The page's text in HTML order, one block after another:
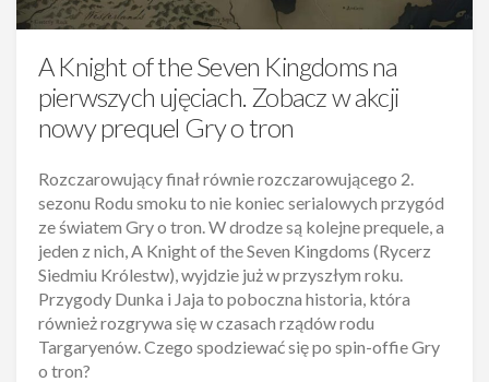
A Knight of the Seven Kingdoms na
pierwszych ujęciach. Zobacz w akcji
nowy prequel Gry o tron
Rozczarowujący finał równie rozczarowującego 2.
sezonu Rodu smoku to nie koniec serialowych przygód
ze światem Gry o tron. W drodze są kolejne prequele, a
jeden z nich, A Knight of the Seven Kingdoms (Rycerz
Siedmiu Królestw), wyjdzie już w przyszłym roku.
Przygody Dunka i Jaja to poboczna historia, która
również rozgrywa się w czasach rządów rodu
Targaryenów. Czego spodziewać się po spin-offie Gry
o tron?